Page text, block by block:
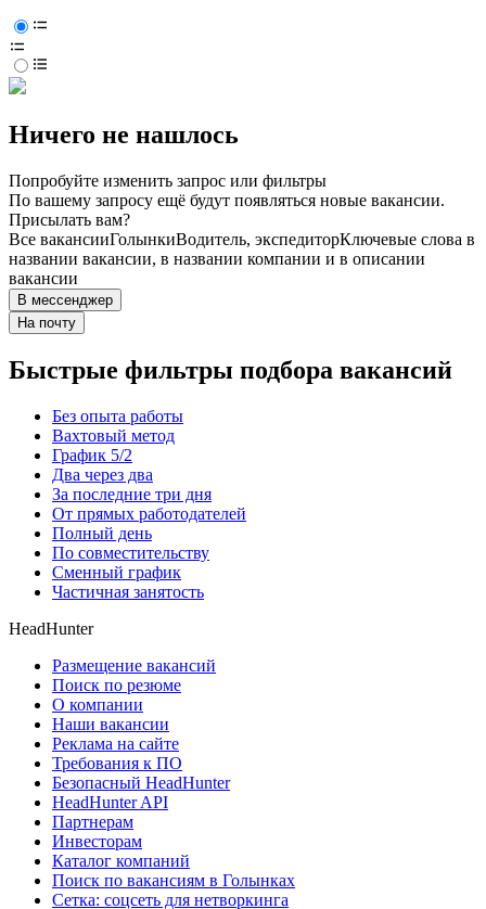
Ничего не нашлось
Попробуйте изменить запрос или фильтры
По вашему запросу ещё будут появляться новые вакансии.
Присылать вам?
Все вакансииГолынкиВодитель, экспедиторКлючевые слова в
названии вакансии, в названии компании и в описании
вакансии
В мессенджер
На почту
Быстрые фильтры подбора вакансий
Без опыта работы
Вахтовый метод
График 5/2
Два через два
За последние три дня
От прямых работодателей
Полный день
По совместительству
Сменный график
Частичная занятость
HeadHunter
Размещение вакансий
Поиск по резюме
О компании
Наши вакансии
Реклама на сайте
Требования к ПО
Безопасный HeadHunter
HeadHunter API
Партнерам
Инвесторам
Каталог компаний
Поиск по вакансиям в Голынках
Сетка: соцсеть для нетворкинга